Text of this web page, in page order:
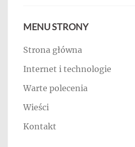
MENU STRONY
Strona główna
Internet i technologie
Warte polecenia
Wieści
Kontakt